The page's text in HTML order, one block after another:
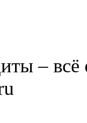
–